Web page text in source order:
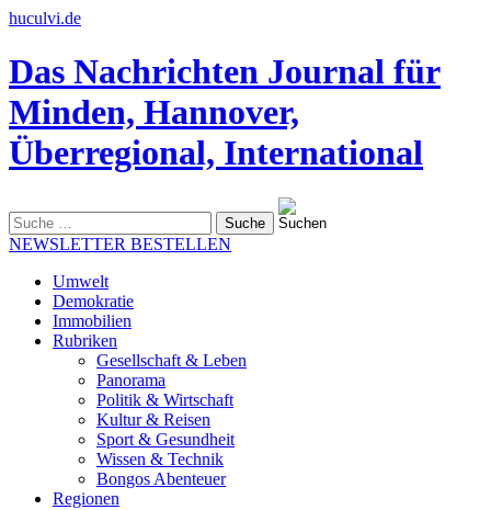
huculvi.de
Das Nachrichten Journal für
Minden, Hannover,
Überregional, International
nach:
NEWSLETTER BESTELLEN
Umwelt
Demokratie
Immobilien
Rubriken
Gesellschaft & Leben
Panorama
Politik & Wirtschaft
Kultur & Reisen
Sport & Gesundheit
Wissen & Technik
Bongos Abenteuer
Regionen